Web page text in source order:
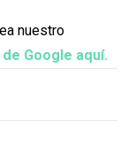
nuestro
Google aquí.